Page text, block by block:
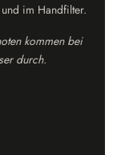
im Handfilter.
kommen bei
durch.